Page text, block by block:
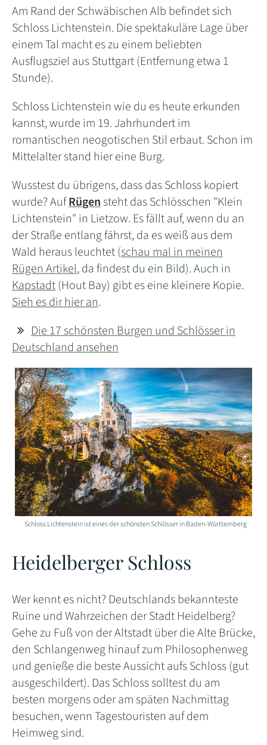
Am Rand der Schwäbischen Alb befindet sich
Schloss Lichtenstein. Die spektakuläre Lage über
einem Tal macht es zu einem beliebten
Ausflugsziel aus Stuttgart (Entfernung etwa 1
Stunde).
Schloss Lichtenstein wie du es heute erkunden
kannst, wurde im 19. Jahrhundert im
romantischen neogotischen Stil erbaut. Schon im
Mittelalter stand hier eine Burg.
Wusstest du übrigens, dass das Schloss kopiert
wurde? AufRügensteht das Schlösschen "Klein
Lichtenstein" in Lietzow. Es fällt auf, wenn du an
der Straße entlang fährst, da es weiß aus dem
Wald heraus leuchtet (schau mal in meinen
Rügen Artikel, da findest du ein Bild). Auch in
Kapstadt(Hout Bay) gibt es eine kleinere Kopie.
Sieh es dir hier an.
Die 17 schönsten Burgen und Schlösser in
Deutschland ansehen
Schloss Lichtenstein ist eines der schönsten Schlösser in Baden-Württemberg
Heidelberger Schloss
Wer kennt es nicht? Deutschlands bekannteste
Ruine und Wahrzeichen der Stadt Heidelberg?
Gehe zu Fuß von der Altstadt über die Alte Brücke,
den Schlangenweg hinauf zum Philosophenweg
und genieße die beste Aussicht aufs Schloss (gut
ausgeschildert). Das Schloss solltest du am
besten morgens oder am späten Nachmittag
besuchen, wenn Tagestouristen auf dem
Heimweg sind.